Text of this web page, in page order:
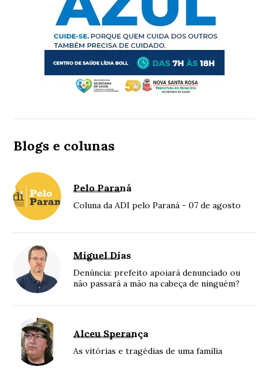
Blogs e colunas
Pelo Paraná
Coluna da ADI pelo Paraná - 07 de agosto
Miguel Dias
Denúncia: prefeito apoiará denunciado ou
não passará a mão na cabeça de ninguém?
Alceu Sperança
As vitórias e tragédias de uma família